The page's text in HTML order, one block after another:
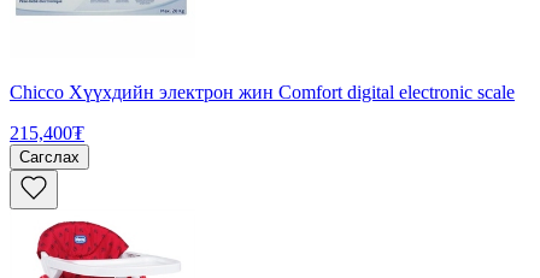
Chicco Хүүхдийн электрон жин Comfort digital electronic scale
215,400₮
Сагслах